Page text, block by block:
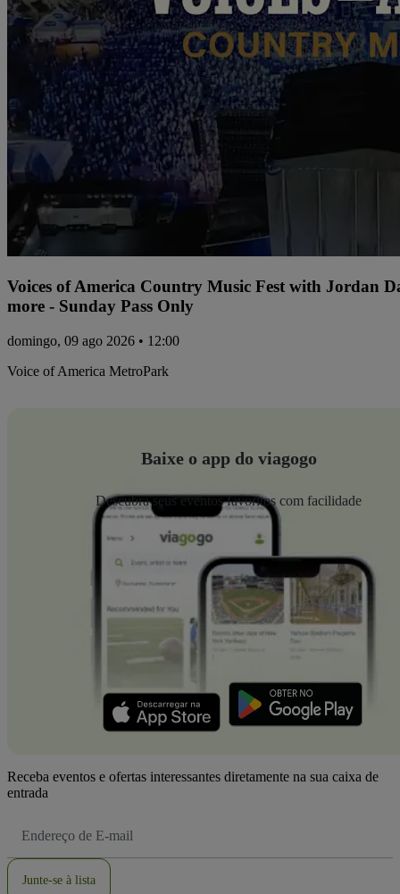
Voices of America Country Music Fest with Jordan
more - Sunday Pass Only
domingo, 09 ago 2026 • 12:00
Voice of America MetroPark
Baixe o app do viagogo
Descubra seus eventos favoritos com facilidade
Receba eventos e ofertas interessantes diretamente na sua caixa de
entrada
de
Junte-se à lista